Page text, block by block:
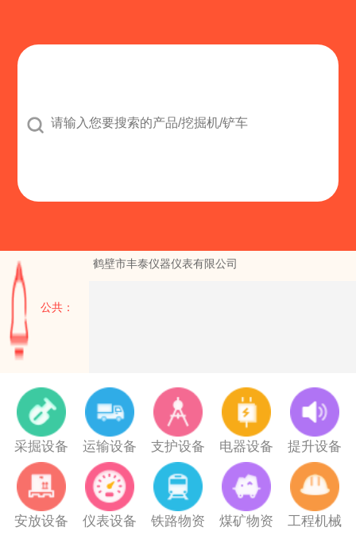

公共：
鹤壁市丰泰仪器仪表有限公司
采掘设备 运输设备 支护设备 电器设备 提升设备
安放设备 仪表设备 铁路物资 煤矿物资 工程机械